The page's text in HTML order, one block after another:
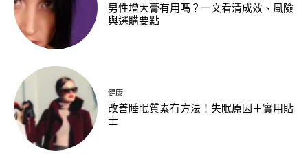
男性增大膏有用嗎？一文看清成效、風險
與選購要點
健康
改善睡眠質素有方法！失眠原因＋實用貼
士